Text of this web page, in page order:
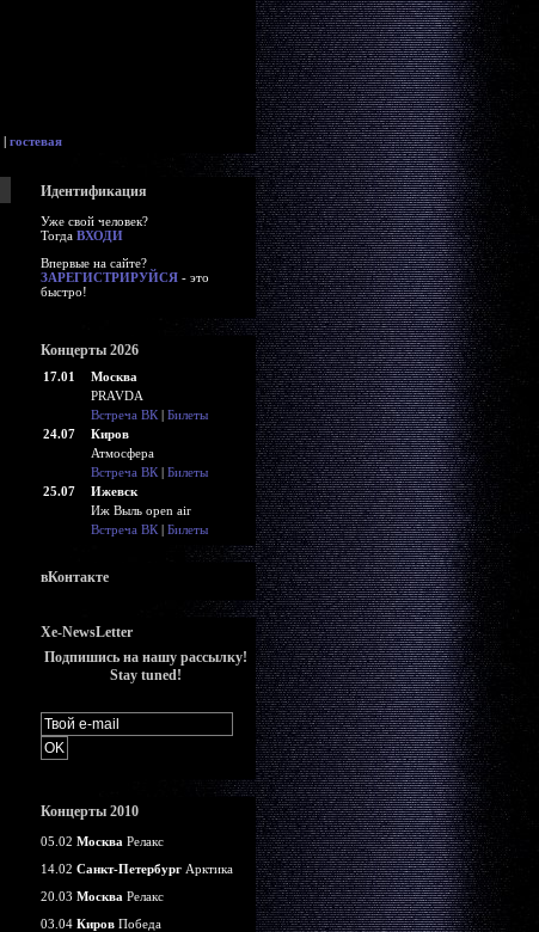
| гостевая
Идентификация
Уже свой человек?
Тогда ВХОДИ
Впервые на сайте?
ЗАРЕГИСТРИРУЙСЯ - это
быстро!
Концерты 2026
17.01
Москва
PRAVDA
Встреча ВК | Билеты
24.07
Киров
Атмосфера
Встреча ВК | Билеты
25.07
Ижевск
Иж Выль open air
Встреча ВК | Билеты
вКонтакте
Xe-NewsLetter
Подпишись на нашу рассылку!
Stay tuned!
Концерты 2010
05.02 Москва Релакс
14.02 Санкт-Петербург Арктика
20.03 Москва Релакс
03.04 Киров Победа